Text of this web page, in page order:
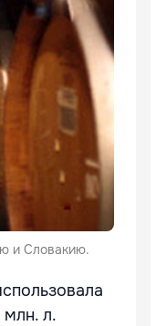
и Словакию.
млн. л.